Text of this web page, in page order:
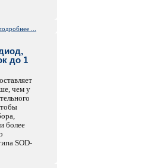
...
до 1
чем у
более
SOD-